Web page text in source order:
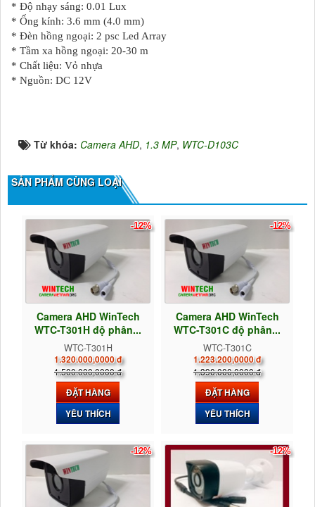
* Độ nhạy sáng: 0.01 Lux
* Ống kính: 3.6 mm (4.0 mm)
* Đèn hồng ngoại: 2 psc Led Array
* Tầm xa hồng ngoại: 20-30 m
* Chất liệu: Vỏ nhựa
* Nguồn: DC 12V
Từ khóa: Camera AHD, 1.3 MP, WTC-D103C
SẢN PHẨM CÙNG LOẠI
-12%
Camera AHD WinTech
WTC-T301H độ phân...
WTC-T301H
1.320.000,0000 đ
1.500.000,0000 đ
ĐẶT HÀNG
YÊU THÍCH
-12%
Camera AHD WinTech
WTC-T301C độ phân...
WTC-T301C
1.223.200,0000 đ
1.390.000,0000 đ
ĐẶT HÀNG
YÊU THÍCH
-12% -12%